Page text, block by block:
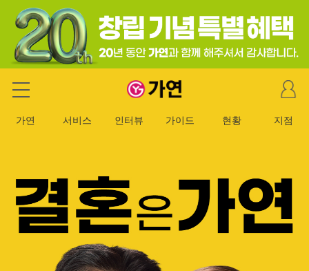
가연 결혼정보회사
마
이
이
가연 서비스 인터뷰 가이드 현황 지점